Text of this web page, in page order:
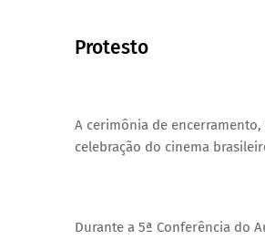
Protesto
A cerimônia de
celebração do cinema
Durante a 5ª Conferência do